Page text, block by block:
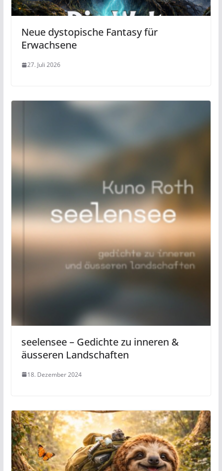
Neue dystopische Fantasy für
Erwachsene
27. Juli 2026
seelensee – Gedichte zu inneren &
äusseren Landschaften
18. Dezember 2024